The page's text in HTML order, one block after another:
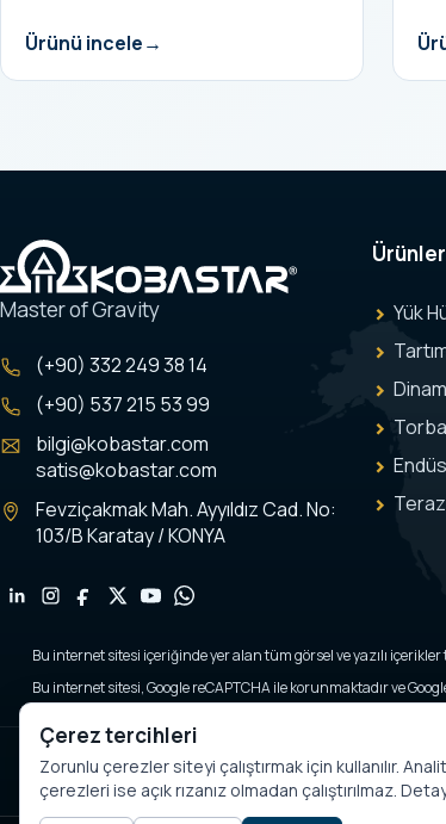
Ürünü incele
Master of Gravity
(+90) 332 249 38 14
(+90) 537 215 53 99
bilgi@kobastar.com
satis@kobastar.com
Fevziçakmak Mah. Ayyıldız Cad. No:
103/B Karatay / KONYA
Ürünler
Yük
Bu internet sitesi içeriğinde yer alan tüm görsel ve yazılı
Bu internet sitesi, Google reCAPTCHA ile korunmaktadır ve
Çerez tercihleri
Zorunlu çerezler siteyi çalıştırmak için kullanılır.
çerezleri ise açık rızanız olmadan çalıştırılmaz.